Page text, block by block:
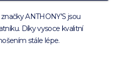
ANTHONY'S jsou
Díky vysoce kvalitní
stále lépe.